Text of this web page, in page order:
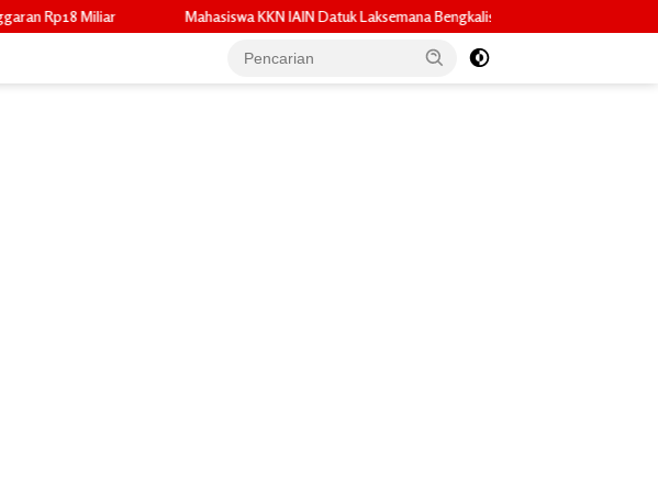
Mahasiswa KKN IAIN Datuk Laksemana Bengkalis Sosialisasikan Pembuatan Pupuk Organik Cair dan